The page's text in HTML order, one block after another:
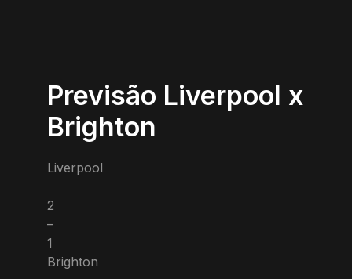
Previsão Liverpool x
Brighton
Liverpool
2
–
1
Brighton